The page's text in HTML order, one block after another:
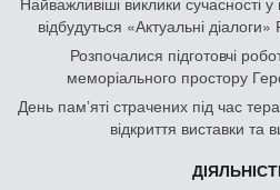
відбудуться «Актуальні
Розпочалися підготовчі
меморіального простору
День памʼяті страчених під час
відкриття виставки та